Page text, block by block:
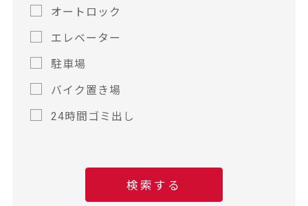
オートロック
エレベーター
駐車場
バイク置き場
24時間ゴミ出し